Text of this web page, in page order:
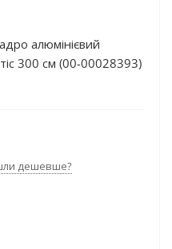
алюмінієвий
300 см (00-00028393)
дешевше?